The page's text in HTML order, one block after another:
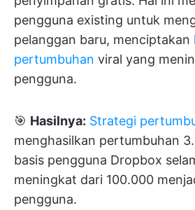
pengguna existing untuk
pelanggan baru, menciptakan
pertumbuhan viral yang
pengguna.
🎯 Hasilnya: Strategi
menghasilkan pertumbuhan
basis pengguna Dropbox
meningkat dari 100.000
pengguna.